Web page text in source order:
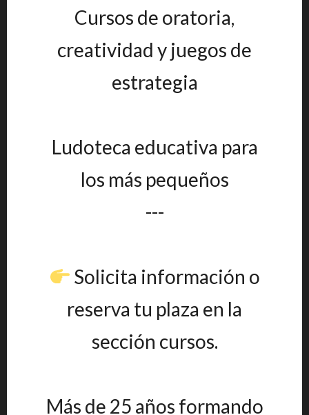
Cursos de oratoria,
creatividad y juegos de
estrategia
Ludoteca educativa para
los más pequeños
---
Solicita información o
reserva tu plaza en la
sección cursos.
Más de 25 años formando